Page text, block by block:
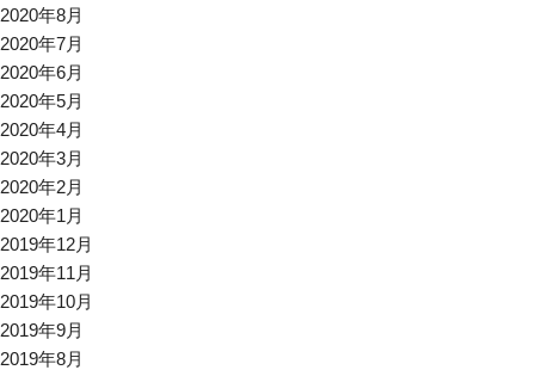
2020年8月
2020年7月
2020年6月
2020年5月
2020年4月
2020年3月
2020年2月
2020年1月
2019年12月
2019年11月
2019年10月
2019年9月
2019年8月